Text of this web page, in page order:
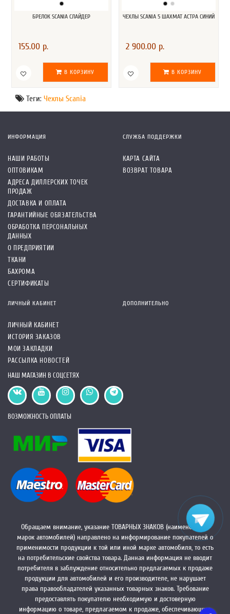
БРЕЛОК SCANIA СЛАЙДЕР
155.00 р.
В КОРЗИНУ
ЧЕХЛЫ SCANIA 5 ШАХМАТ АСТРА СИНИЙ
2 900.00 р.
В КОРЗИНУ
Теги: Чехлы Scania
ИНФОРМАЦИЯ
НАШИ РАБОТЫ
ОПТОВИКАМ
АДРЕСА ДИЛЛЕРСКИХ ТОЧЕК
ПРОДАЖ
ДОСТАВКА И ОПЛАТА
ГАРАНТИЙНЫЕ ОБЯЗАТЕЛЬСТВА
ОБРАБОТКА ПЕРСОНАЛЬНЫХ
ДАННЫХ
О ПРЕДПРИЯТИИ
ТКАНИ
БАХРОМА
СЕРТИФИКАТЫ
СЛУЖБА ПОДДЕРЖКИ
КАРТА САЙТА
ВОЗВРАТ ТОВАРА
ЛИЧНЫЙ КАБИНЕТ
ЛИЧНЫЙ КАБИНЕТ
ИСТОРИЯ ЗАКАЗОВ
МОИ ЗАКЛАДКИ
РАССЫЛКА НОВОСТЕЙ
ДОПОЛНИТЕЛЬНО
НАШ МАГАЗИН В СОЦСЕТЯХ
ВОЗМОЖНОСТЬ ОПЛАТЫ
Обращаем внимание, указание ТОВАРНЫХ ЗНАКОВ (наименований
марок автомобилей) направлено на информирование покупателей о
применимости продукции к той или иной марке автомобиля, то есть
на потребительские свойства товара. Данная информация не вводит
потребителя в заблуждение относительно предлагаемых к продаже
продукции для автомобилей и его производителе, не нарушает
права правообладателей указанных товарных знаков. Требование
предоставлять покупателю необходимую и достоверную
информацию о товаре, предлагаемом к продаже, обеспечивающую